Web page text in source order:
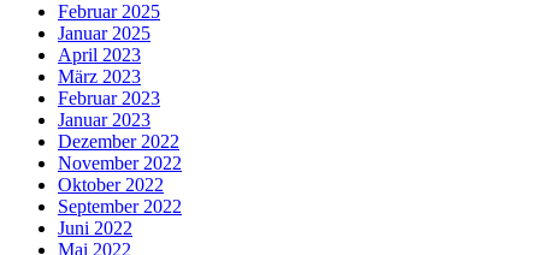
Februar 2025
Januar 2025
April 2023
März 2023
Februar 2023
Januar 2023
Dezember 2022
November 2022
Oktober 2022
September 2022
Juni 2022
Mai 2022